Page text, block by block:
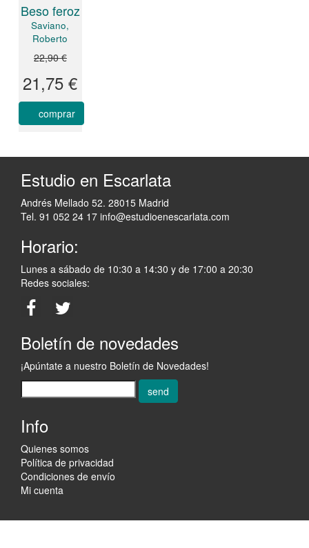
Beso feroz
Saviano,
Roberto
22,90 €
21,75 €
comprar
Estudio en Escarlata
Andrés Mellado 52. 28015 Madrid
Tel. 91 052 24 17 info@estudioenescarlata.com
Horario:
Lunes a sábado de 10:30 a 14:30 y de 17:00 a 20:30
Redes sociales:
Boletín de novedades
¡Apúntate a nuestro Boletín de Novedades!
send
Info
Quienes somos
Política de privacidad
Condiciones de envío
Mi cuenta